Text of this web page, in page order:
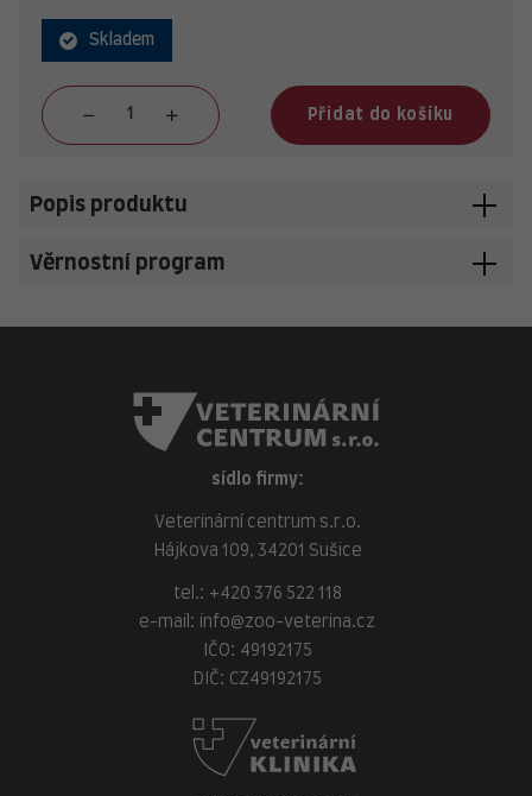
Skladem
Přidat do košíku
Popis produktu
Věrnostní program
sídlo firmy:
Veterinární centrum s.r.o.
Hájkova 109, 34201 Sušice
tel.: +420 376 522 118
e-mail:
info@zoo-veterina.cz
IČO: 49192175
DIČ: CZ49192175